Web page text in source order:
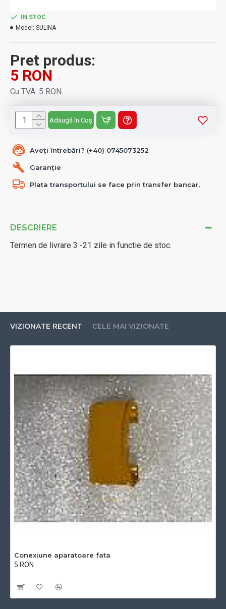
DESCRIERE
Termen de livrare 3 -21 zile in functie de stoc.
Aveți întrebări? (+40) 0745073252
Garanție
Plata transportului se face prin transfer bancar.
Pret produs:
5 RON
Cu TVA: 5 RON
IN STOC
Model: SULINA
Adaugă în Coș
VIZIONATE RECENT CELE MAI VIZIONATE
Conexiune aparatoare fata
5 RON